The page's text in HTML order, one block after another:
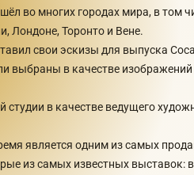
во многих городах мира, в том
Лондоне, Торонто и Вене.
свои эскизы для выпуска
выбраны в качестве
студии в качестве ведущего
является одним из самых
из самых известных выставок: